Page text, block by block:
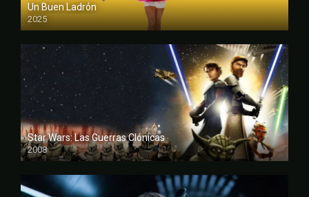
Un Buen Ladrón
2025
FULL HD
Star Wars: Las Guerras Clónicas
2008
FULL HD